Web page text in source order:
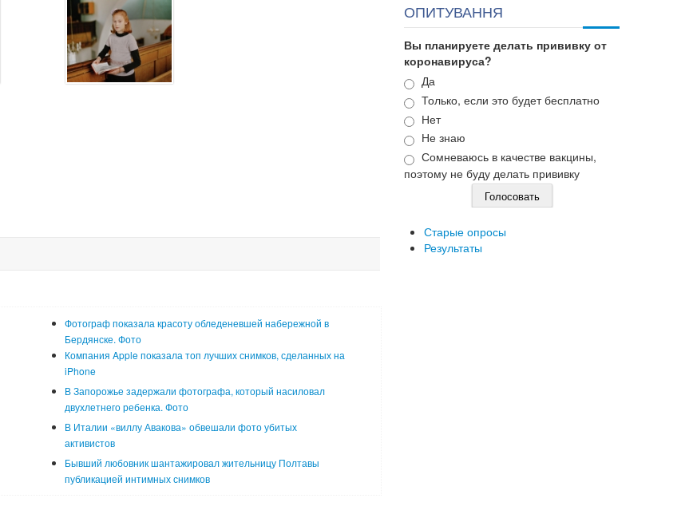
Фотограф показала красоту обледеневшей набережной в
Бердянске. Фото
Компания Apple показала топ лучших снимков, сделанных на
iPhone
В Запорожье задержали фотографа, который насиловал
двухлетнего ребенка. Фото
В Италии «виллу Авакова» обвешали фото убитых
активистов
Бывший любовник шантажировал жительницу Полтавы
публикацией интимных снимков
ОПИТУВАННЯ
Вы планируете делать прививку от
коронавируса?
Варианты
Да
Только, если это будет бесплатно
Нет
Не знаю
Сомневаюсь в качестве вакцины,
поэтому не буду делать прививку
Старые опросы
Результаты